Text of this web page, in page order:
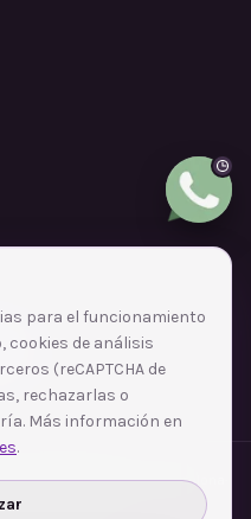
de Llobregat·Terrassa·Badalona
de Gramenet
para el funcionamiento
cookies de análisis
(reCAPTCHA de
rechazarlas o
Más información en
.